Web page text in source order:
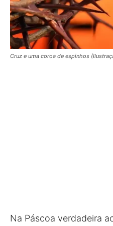
Cruz e uma coroa de espinhos
Na Páscoa verdadeira